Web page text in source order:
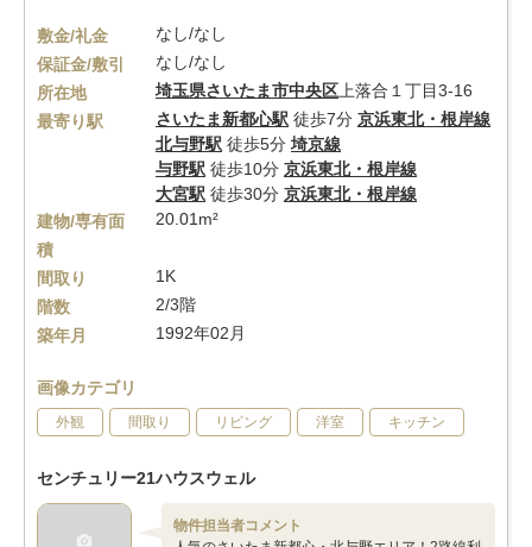
敷金/礼金
なし/なし
保証金/敷引
なし/なし
所在地
埼玉県さいたま市中央区 上落合１丁目3-16
最寄り駅
さいたま新都心駅 徒歩7分 京浜東北・根岸線
北与野駅 徒歩5分 埼京線
与野駅 徒歩10分 京浜東北・根岸線
大宮駅 徒歩30分 京浜東北・根岸線
建物/専有面
積
20.01m²
間取り
1K
階数
2/3階
築年月
1992年02月
画像カテゴリ
外観 間取り リビング 洋室 キッチン
センチュリー21ハウスウェル
物件担当者コメント